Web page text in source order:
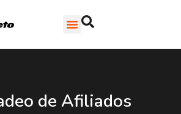
de Afiliados